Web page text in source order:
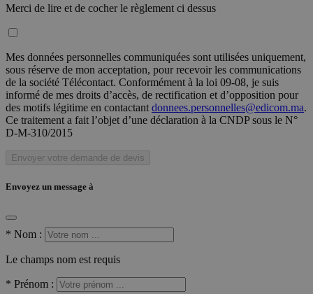
Merci de lire et de cocher le règlement ci dessus
Mes données personnelles communiquées sont utilisées uniquement,
sous réserve de mon acceptation, pour recevoir les communications
de la société Télécontact. Conformément à la loi 09-08, je suis
informé de mes droits d’accès, de rectification et d’opposition pour
des motifs légitime en contactant donnees.personnelles@edicom.ma.
Ce traitement a fait l’objet d’une déclaration à la CNDP sous le N°
D-M-310/2015
Envoyer votre demande de devis
Envoyez un message à
* Nom :
Le champs nom est requis
* Prénom :